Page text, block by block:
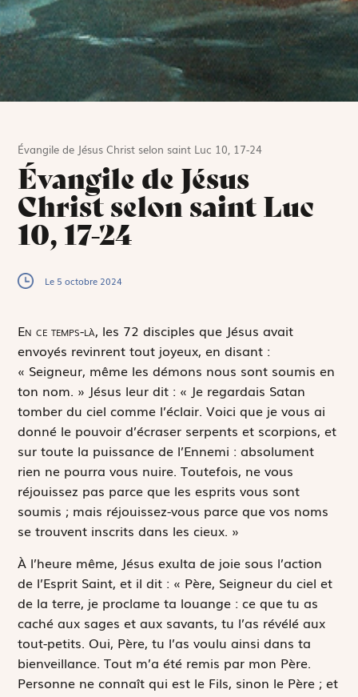
Évangile de Jésus Christ selon saint Luc 10, 17-24
Évangile de Jésus
Christ selon saint Luc
10, 17-24
Le 5 octobre 2024
En ce temps-là, les 72 disciples que Jésus avait
envoyés revinrent tout joyeux, en disant :
« Seigneur, même les démons nous sont soumis en
ton nom. » Jésus leur dit : « Je regardais Satan
tomber du ciel comme l’éclair. Voici que je vous ai
donné le pouvoir d’écraser serpents et scorpions, et
sur toute la puissance de l’Ennemi : absolument
rien ne pourra vous nuire. Toutefois, ne vous
réjouissez pas parce que les esprits vous sont
soumis ; mais réjouissez-vous parce que vos noms
se trouvent inscrits dans les cieux. »
À l’heure même, Jésus exulta de joie sous l’action
de l’Esprit Saint, et il dit : « Père, Seigneur du ciel et
de la terre, je proclame ta louange : ce que tu as
caché aux sages et aux savants, tu l’as révélé aux
tout-petits. Oui, Père, tu l’as voulu ainsi dans ta
bienveillance. Tout m’a été remis par mon Père.
Personne ne connaît qui est le Fils, sinon le Père ; et